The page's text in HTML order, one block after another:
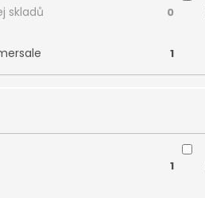
skladů 0
1
1